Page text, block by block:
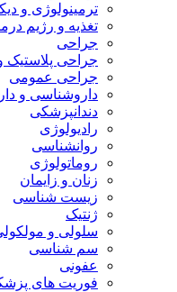
ترمینولوژی و
تغذیه و رژیم
جراحی
جراحی پلاستیک
جراحی عمومی
داروشناسی و
دندانپزشکی
رادیولوژی
روانشناسی
روماتولوژی
زنان و زایمان
زیست شناسی
ژنتیک
سلولی و
سم شناسی
عفونی
فوریت های